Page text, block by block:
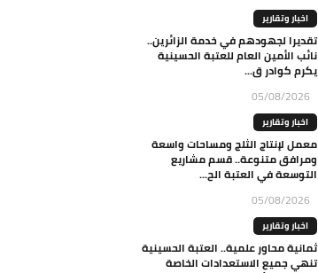
اخبار وتقارير
تقديرا لجهودهم في خدمة الزائرين..
نائب الأمين العام للعتبة الحسينية
يكرم كوادر ق...
05/08/2026
اخبار وتقارير
معمل لإنتاج الثلج ومساحات واسعة
ومرافق متنوعة.. قسم مشاريع
التوسعة في العتبة الح...
05/08/2026
اخبار وتقارير
ثمانية محاور علمية.. العتبة الحسينية
تنهي جميع الاستعدادات الخاصة